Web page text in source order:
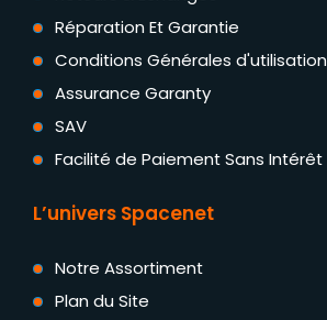
Réparation Et Garantie
Conditions Générales d'utilisation
Assurance Garanty
SAV
Facilité de Paiement Sans Intérêt
L’univers Spacenet
Notre Assortiment
Plan du Site